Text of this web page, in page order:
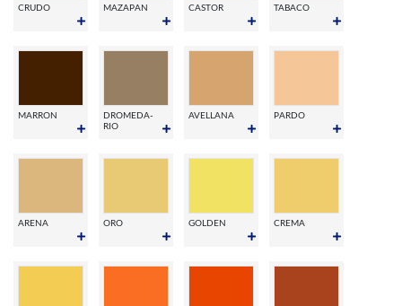
CRUDO MAZAPAN CASTOR TABACO
MARRON
DROMEDA-
RIO
AVELLANA PARDO
ARENA ORO GOLDEN CREMA